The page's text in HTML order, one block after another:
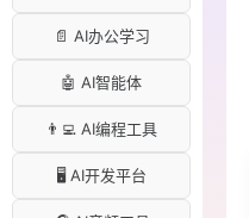
📄 AI办公学习
🤖 AI智能体
👨‍💻 AI编程工具
🖥️ AI开发平台